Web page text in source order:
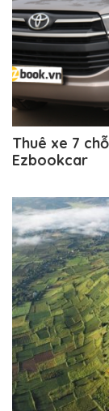
Thuê xe 7
Ezbookcar